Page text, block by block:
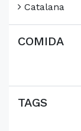
Catalana
COMIDA
TAGS